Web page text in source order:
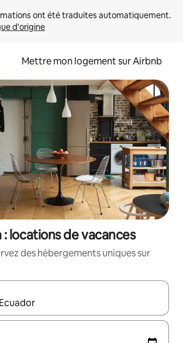
d'origine
Mettre mon logement sur Airbnb
: locations de vacances
des hébergements uniques sur
s'affichent, utilisez les flèches vers le